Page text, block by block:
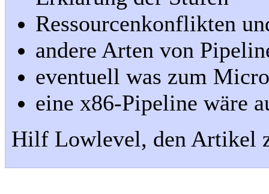
Ressourcenkonflikten
andere Arten von
eventuell was zum
eine x86-Pipeline wäre
Hilf Lowlevel, den Artikel